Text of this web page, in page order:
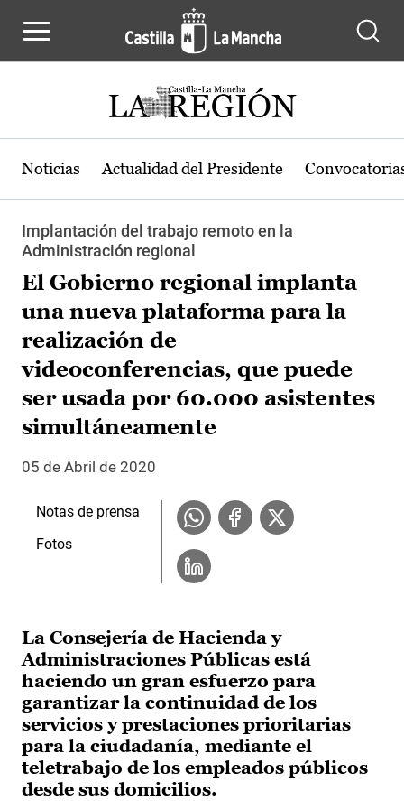
Noticias Actualidad del Presidente
Implantación del trabajo remoto en la
Administración regional
El Gobierno regional implanta
una nueva plataforma para la
realización de
videoconferencias, que puede
ser usada por 60.000 asistentes
simultáneamente
05 de Abril de 2020
La Consejería de Hacienda y
Administraciones Públicas está
haciendo un gran esfuerzo para
garantizar la continuidad de los
servicios y prestaciones prioritarias
para la ciudadanía, mediante el
teletrabajo de los empleados públicos
desde sus domicilios.
Notas de prensa
Fotos